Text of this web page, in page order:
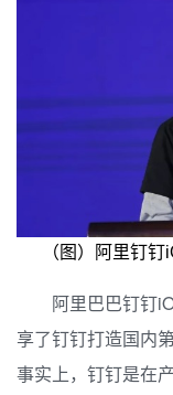
（图）阿里钉
阿里巴巴钉钉
享了钉钉打造国内
事实上，钉钉是在